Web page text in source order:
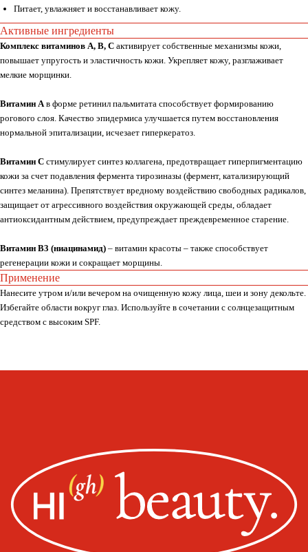
Питает, увлажняет и восстанавливает кожу.
Активные ингредиенты
Комплекс витаминов А, В, С активирует собственные механизмы кожи,
повышает упругость и эластичность кожи. Укрепляет кожу, разглаживает
мелкие морщинки.
Витамин Ав форме ретинил пальмитата способствует формированию
рогового слоя. Качество эпидермиса улучшается путем восстановления
нормальной эпитализации, исчезает гиперкератоз.
Витамин С стимулирует синтез коллагена, предотвращает гиперпигментацию
кожи за счет подавления фермента тирозиназы (фермент, катализирующий
синтез меланина). Препятствует вредному воздействию свободных радикалов,
защищает от агрессивного воздействия окружающей среды, обладает
антиоксидантным действием, предупреждает преждевременное старение.
Витамин В3 (ниацинамид) – витамин красоты – также способствует
регенерации кожи и сокращает морщины.
Применение
Нанесите утром и/или вечером на очищенную кожу лица, шеи и зону декольте.
Избегайте области вокруг глаз. Используйте в сочетании с солнцезащитным
средством с высоким SPF.
Политика конфиденциальности
Оплата, доставка, возврат
Сайт от segoch.ru
WhatsApp Telegram